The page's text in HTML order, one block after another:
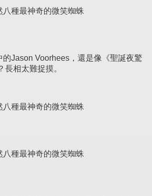
Jason Voorhees，還是像《聖誕夜驚
長相太難捉摸。